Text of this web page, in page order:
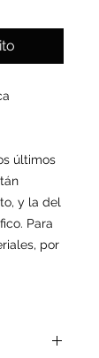
últimos
y la del
Para
por